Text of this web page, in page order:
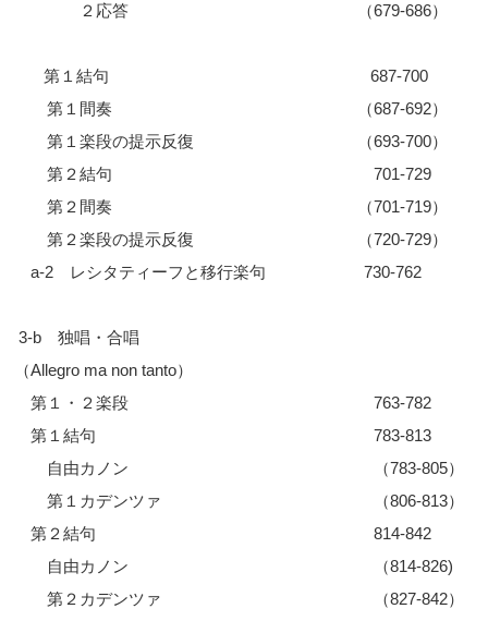
２応答 （679-686）
第１結句 687-700
第１間奏 （687-692）
第１楽段の提示反復 （693-700）
第２結句 701-729
第２間奏 （701-719）
第２楽段の提示反復 （720-729）
a-2 レシタティーフと移行楽句 730-762
3-b 独唱・合唱
（Allegro ma non tanto）
第１・２楽段 763-782
第１結句 783-813
自由カノン （783-805）
第１カデンツァ （806-813）
第２結句 814-842
自由カノン （814-826)
第２カデンツァ （827-842）